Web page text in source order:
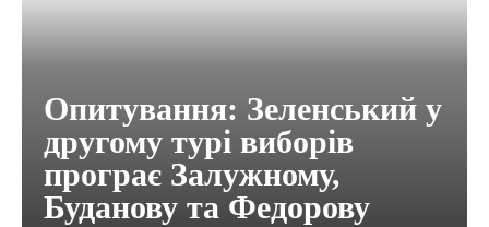
Опитування: Зеленський у
другому турі виборів
програє Залужному,
Буданову та Федорову